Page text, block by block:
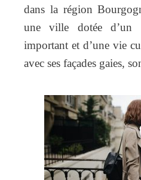
dans la région
une ville dotée d’un
important et d’une vie
avec ses façades gaies,